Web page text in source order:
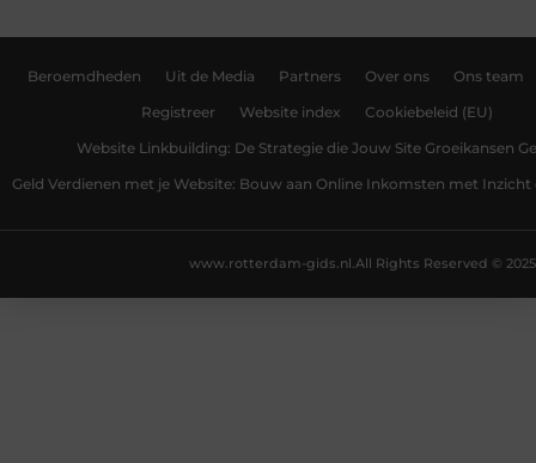
Beroemdheden Uit de Media Partners Over ons Ons team
Registreer Website index Cookiebeleid (EU)
Website Linkbuilding: De Strategie die Jouw Site Groeikansen
Geld Verdienen met je Website: Bouw aan Online Inkomsten met Inzicht
All Rights Reserved © 2025
www.rotterdam-gids.nl.